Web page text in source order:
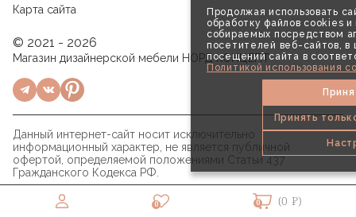
Продолжая использовать
обработку файлов cookies и
собираемых посредством
посетителей веб-сайтов, в
посещений сайта в
Политикой использования
Принять
0 0 (0 ₽)
Карта сайта
© 2021 - 2026
Магазин дизайнерской мебели НОРД КОНЦЕПТ
Данный интернет-сайт носит исключительно
информационный характер, не является публичной
офертой, определяемой положениями Статьи 437
Гражданского Кодекса РФ.